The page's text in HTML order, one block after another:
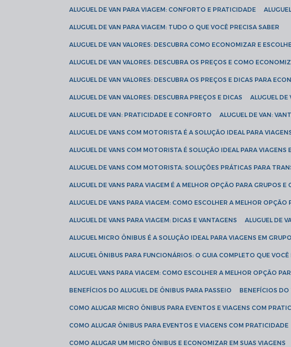
ALUGUEL DE VAN PARA VIAGEM: CONFORTO E PRATICIDADE
ALUGUEL DE VAN PARA VIAGEM: TUDO O QUE VOCÊ PRECISA SABER
ALUGUEL DE VAN VALORES: DESCUBRA COMO ECONOMIZAR E
ALUGUEL DE VAN VALORES: DESCUBRA OS PREÇOS E COMO
ALUGUEL DE VAN VALORES: DESCUBRA OS PREÇOS E DICAS PARA
ALUGUEL DE VAN VALORES: DESCUBRA PREÇOS E DICAS ALUGUEL
ALUGUEL DE VAN: PRATICIDADE E CONFORTO ALUGUEL DE VAN:
ALUGUEL DE VANS COM MOTORISTA É A SOLUÇÃO IDEAL PARA
ALUGUEL DE VANS COM MOTORISTA É SOLUÇÃO IDEAL PARA VIAGENS
ALUGUEL DE VANS COM MOTORISTA: SOLUÇÕES PRÁTICAS PARA
ALUGUEL DE VANS PARA VIAGEM É A MELHOR OPÇÃO PARA GRUPOS E
ALUGUEL DE VANS PARA VIAGEM: COMO ESCOLHER A MELHOR OPÇÃO
ALUGUEL DE VANS PARA VIAGEM: DICAS E VANTAGENS ALUGUEL DE
ALUGUEL MICRO ÔNIBUS É A SOLUÇÃO IDEAL PARA VIAGENS EM
ALUGUEL ÔNIBUS PARA FUNCIONÁRIOS: O GUIA COMPLETO QUE VOCÊ
ALUGUEL VANS PARA VIAGEM: COMO ESCOLHER A MELHOR OPÇÃO
BENEFÍCIOS DO ALUGUEL DE ÔNIBUS PARA PASSEIO BENEFÍCIOS
COMO ALUGAR MICRO ÔNIBUS PARA EVENTOS E VIAGENS COM
COMO ALUGAR ÔNIBUS PARA EVENTOS E VIAGENS COM PRATICIDADE
COMO ALUGAR UM MICRO ÔNIBUS E ECONOMIZAR EM SUAS VIAGENS